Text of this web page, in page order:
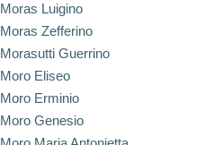
Moras Luigino
Moras Zefferino
Morasutti Guerrino
Moro Eliseo
Moro Erminio
Moro Genesio